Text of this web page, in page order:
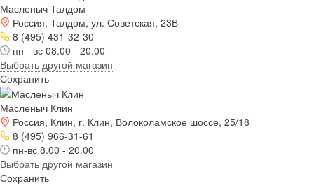
Масленыч Талдом
Россия, Талдом, ул. Советская, 23В
8 (495) 431-32-30
пн - вс 08.00 - 20.00
Выбрать другой магазин
Сохранить
Масленыч Клин
Россия, Клин, г. Клин, Волоколамское шоссе, 25/18
8 (495) 966-31-61
пн-вс 8.00 - 20.00
Выбрать другой магазин
Сохранить